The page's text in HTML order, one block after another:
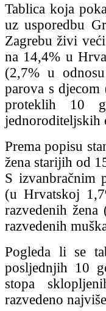
Tablica koja
uz usporedbu
Zagrebu živi
na 14,4% u
(2,7% u
parova s
proteklih 10
jednoroditeljskih
Prema popisu
žena starijih od
S izvanbračnim
(u Hrvatskoj
razvedenih
razvedenih
Pogleda li se
posljednjih 10
stopa
razvedeno